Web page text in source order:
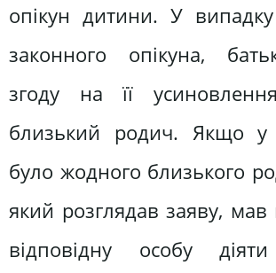
опікун дитини. У випадку
законного опікуна,
згоду на її
близький родич. Якщо
було жодного близького
який розглядав заяву,
відповідну особу